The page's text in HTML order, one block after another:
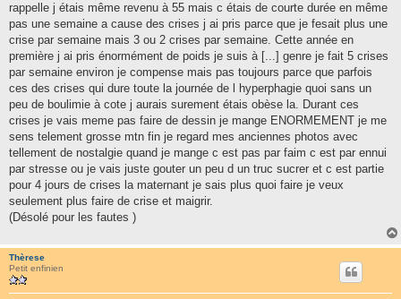
rappelle j étais même revenu à 55 mais c étais de courte durée en même
pas une semaine a cause des crises j ai pris parce que je fesait plus une
crise par semaine mais 3 ou 2 crises par semaine. Cette année en
première j ai pris énormément de poids je suis à [...] genre je fait 5 crises
par semaine environ je compense mais pas toujours parce que parfois
ces des crises qui dure toute la journée de l hyperphagie quoi sans un
peu de boulimie à cote j aurais surement étais obèse la. Durant ces
crises je vais meme pas faire de dessin je mange ENORMEMENT je me
sens telement grosse mtn fin je regard mes anciennes photos avec
tellement de nostalgie quand je mange c est pas par faim c est par ennui
par stresse ou je vais juste gouter un peu d un truc sucrer et c est partie
pour 4 jours de crises la maternant je sais plus quoi faire je veux
seulement plus faire de crise et maigrir.
(Désolé pour les fautes )
Thèrese
Petit enfinien